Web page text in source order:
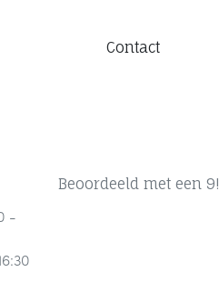
-
Beoordeeld met een 9!
Contact